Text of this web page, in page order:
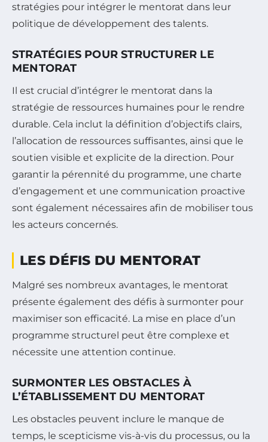
stratégies pour intégrer le mentorat dans leur
politique de développement des talents.
STRATÉGIES POUR STRUCTURER LE
MENTORAT
Il est crucial d’intégrer le mentorat dans la
stratégie de ressources humaines pour le rendre
durable. Cela inclut la définition d’objectifs clairs,
l’allocation de ressources suffisantes, ainsi que le
soutien visible et explicite de la direction. Pour
garantir la pérennité du programme, une charte
d’engagement et une communication proactive
sont également nécessaires afin de mobiliser tous
les acteurs concernés.
LES DÉFIS DU MENTORAT
Malgré ses nombreux avantages, le mentorat
présente également des défis à surmonter pour
maximiser son efficacité. La mise en place d’un
programme structurel peut être complexe et
nécessite une attention continue.
SURMONTER LES OBSTACLES À
L’ÉTABLISSEMENT DU MENTORAT
Les obstacles peuvent inclure le manque de
temps, le scepticisme vis-à-vis du processus, ou la